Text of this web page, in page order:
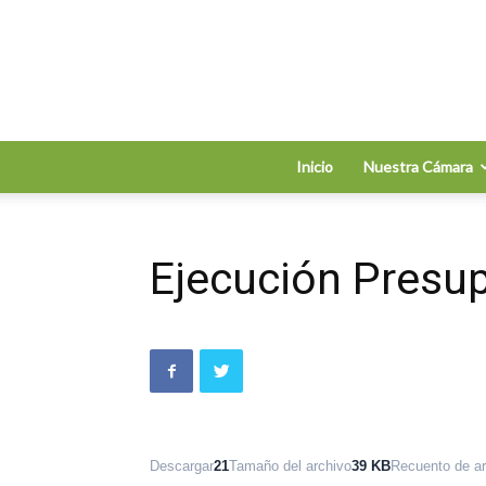
Inicio Nuestra Cámara
Ejecución
Descargar21Tamaño del archivo39 KBRecuento de